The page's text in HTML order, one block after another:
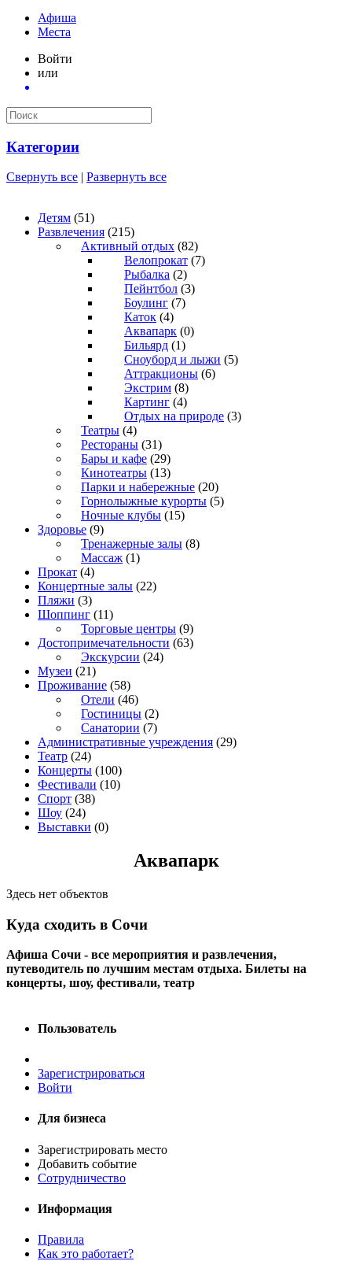
Афиша
Места
Войти
или
Категории
Свернуть все | Развернуть все
Детям (51)
Развлечения (215)
Активный отдых (82)
Велопрокат (7)
Рыбалка (2)
Пейнтбол (3)
Боулинг (7)
Каток (4)
Аквапарк (0)
Бильярд (1)
Сноуборд и лыжи (5)
Аттракционы (6)
Экстрим (8)
Картинг (4)
Отдых на природе (3)
Театры (4)
Рестораны (31)
Бары и кафе (29)
Кинотеатры (13)
Парки и набережные (20)
Горнолыжные курорты (5)
Ночные клубы (15)
Здоровье (9)
Тренажерные залы (8)
Массаж (1)
Прокат (4)
Концертные залы (22)
Пляжи (3)
Шоппинг (11)
Торговые центры (9)
Достопримечательности (63)
Экскурсии (24)
Музеи (21)
Проживание (58)
Отели (46)
Гостиницы (2)
Санатории (7)
Административные учреждения (29)
Театр (24)
Концерты (100)
Фестивали (10)
Спорт (38)
Шоу (24)
Выставки (0)
Аквапарк
Здесь нет объектов
Куда сходить в Сочи
Афиша Сочи - все мероприятия и развлечения,
путеводитель по лучшим местам отдыха. Билеты на
концерты, шоу, фестивали, театр
Пользователь
Зарегистрироваться
Войти
Для бизнеса
Зарегистрировать место
Добавить событие
Сотрудничество
Информация
Правила
Как это работает?